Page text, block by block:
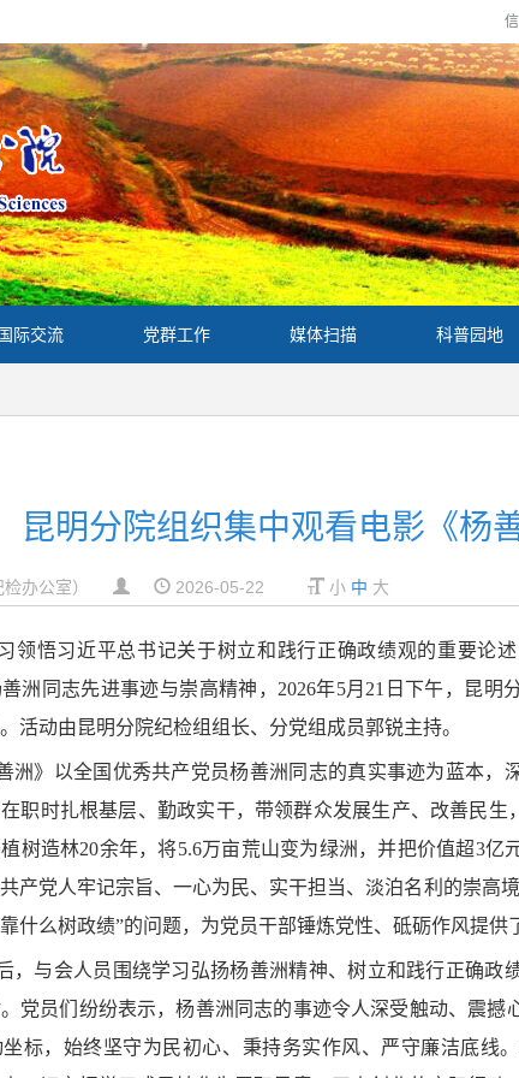
国际交流 党群工作 媒体扫描 科普园地
昆明分院组织集中观看电影《杨
办公室） 2026-05-22 小 中 大
领悟习近平总书记关于树立和践行正确政绩观的重要论
洲同志先进事迹与崇高精神，2026年5月21日下午，昆明
活动由昆明分院纪检组组长、分党组成员郭锐主持。
洲》以全国优秀共产党员杨善洲同志的真实事迹为蓝本，
职时扎根基层、勤政实干，带领群众发展生产、改善民生
树造林20余年，将5.6万亩荒山变为绿洲，并把价值超3亿
产党人牢记宗旨、一心为民、实干担当、淡泊名利的崇高
什么树政绩”的问题，为党员干部锤炼党性、砥砺作风提供
，与会人员围绕学习弘扬杨善洲精神、树立和践行正确政
党员们纷纷表示，杨善洲同志的事迹令人深受触动、震撼
标，始终坚守为民初心、秉持务实作风、严守廉洁底线